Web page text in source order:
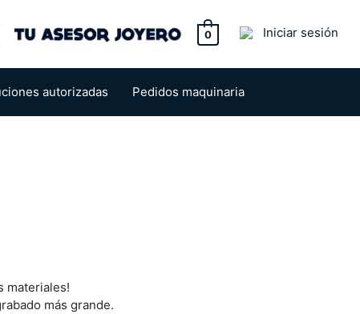
Iniciar sesión
autorizadas Pedidos maquinaria
0
materiales!
más grande.